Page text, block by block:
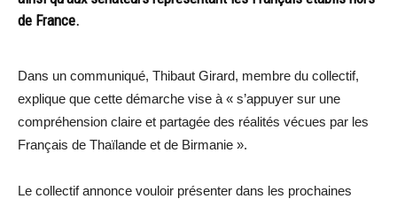
de France.
Dans un communiqué, Thibaut Girard, membre du collectif,
explique que cette démarche vise à « s’appuyer sur une
compréhension claire et partagée des réalités vécues par les
Français de Thaïlande et de Birmanie ».
Le collectif annonce vouloir présenter dans les prochaines